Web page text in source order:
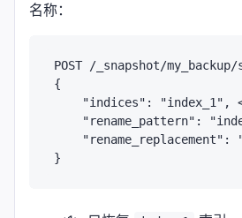
名称：
POST /_snapshot/
{
"indices": "index_1",
"rename_pattern":
"rename_replacement":